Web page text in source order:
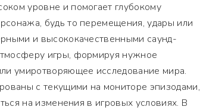
уровне и помогает глубокому
будь то перемещения, удары или
и высококачественными саунд-
игры, формируя нужное
умиротворяющее исследование мира.
с текущими на мониторе эпизодами,
на изменения в игровых условиях. В